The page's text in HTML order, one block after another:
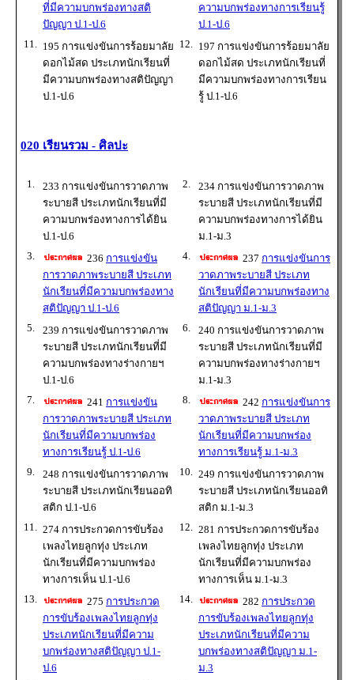
ที่มีความบกพร่องทางสติ
ปัญญา ป.1-ป.6
ความบกพร่องทางการเรียนรู้
ป.1-ป.6
11.
195 การแข่งขันการร้อยมาลัย
ดอกไม้สด ประเภทนักเรียนที่
มีความบกพร่องทางสติปัญญา
ป.1-ป.6
12.
197 การแข่งขันการร้อยมาลัย
ดอกไม้สด ประเภทนักเรียนที่
มีความบกพร่องทางการเรียน
รู้ ป.1-ป.6
020 เรียนรวม - ศิลปะ
1.
233 การแข่งขันการวาดภาพ
ระบายสี ประเภทนักเรียนที่มี
ความบกพร่องทางการได้ยิน
ป.1-ป.6
2.
234 การแข่งขันการวาดภาพ
ระบายสี ประเภทนักเรียนที่มี
ความบกพร่องทางการได้ยิน
ม.1-ม.3
3.
236 การแข่งขัน
การวาดภาพระบายสี ประเภท
นักเรียนที่มีความบกพร่องทาง
สติปัญญา ป.1-ป.6
4. 237 การแข่งขันการ
วาดภาพระบายสี ประเภท
นักเรียนที่มีความบกพร่องทาง
สติปัญญา ม.1-ม.3
5.
239 การแข่งขันการวาดภาพ
ระบายสี ประเภทนักเรียนที่มี
ความบกพร่องทางร่างกายฯ
ป.1-ป.6
6.
240 การแข่งขันการวาดภาพ
ระบายสี ประเภทนักเรียนที่มี
ความบกพร่องทางร่างกายฯ
ม.1-ม.3
7.
241 การแข่งขัน
การวาดภาพระบายสี ประเภท
นักเรียนที่มีความบกพร่อง
ทางการเรียนรู้ ป.1-ป.6
8. 242 การแข่งขันการ
วาดภาพระบายสี ประเภท
นักเรียนที่มีความบกพร่อง
ทางการเรียนรู้ ม.1-ม.3
9.
248 การแข่งขันการวาดภาพ
ระบายสี ประเภทนักเรียนออทิ
สติก ป.1-ป.6
10.
249 การแข่งขันการวาดภาพ
ระบายสี ประเภทนักเรียนออทิ
สติก ม.1-ม.3
11.
274 การประกวดการขับร้อง
เพลงไทยลูกทุ่ง ประเภท
นักเรียนที่มีความบกพร่อง
ทางการเห็น ป.1-ป.6
12.
281 การประกวดการขับร้อง
เพลงไทยลูกทุ่ง ประเภท
นักเรียนที่มีความบกพร่อง
ทางการเห็น ม.1-ม.3
13.
275 การประกวด
การขับร้องเพลงไทยลูกทุ่ง
ประเภทนักเรียนที่มีความ
บกพร่องทางสติปัญญา ป.1-
ป.6
14. 282 การประกวด
การขับร้องเพลงไทยลูกทุ่ง
ประเภทนักเรียนที่มีความ
บกพร่องทางสติปัญญา ม.1-
ม.3